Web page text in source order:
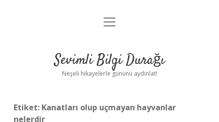
Anasayfa
Yasal Uyarı
menüyü
Sevimli Bilgi Durağı
Neşeli hikayelerle gününü aydınlat!
Etiket: Kanatları olup uçmayan hayvanlar
nelerdir